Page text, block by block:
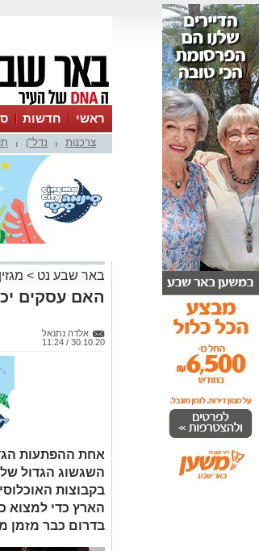
ראשי חדשות
עסקים
טיפים צרכנות נדל"ן
באר שבע נט >
האם עסקים
אלדה נתנאל
30.10.20 / 11:24
אחת ההפתעות
השגשוג הגדול
בקבוצות
הארץ כדי למצוא
בדרום כבר מזמן